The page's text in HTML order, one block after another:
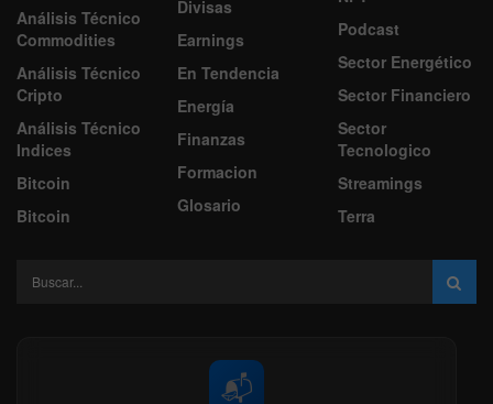
Análisis Técnico
Commodities
Análisis Técnico
Cripto
Análisis Técnico
Indices
Bitcoin
Bitcoin
Divisas
Earnings
En Tendencia
Energía
Finanzas
Formacion
Glosario
Podcast
Sector Energético
Sector Financiero
Sector
Tecnologico
Streamings
Terra
📬